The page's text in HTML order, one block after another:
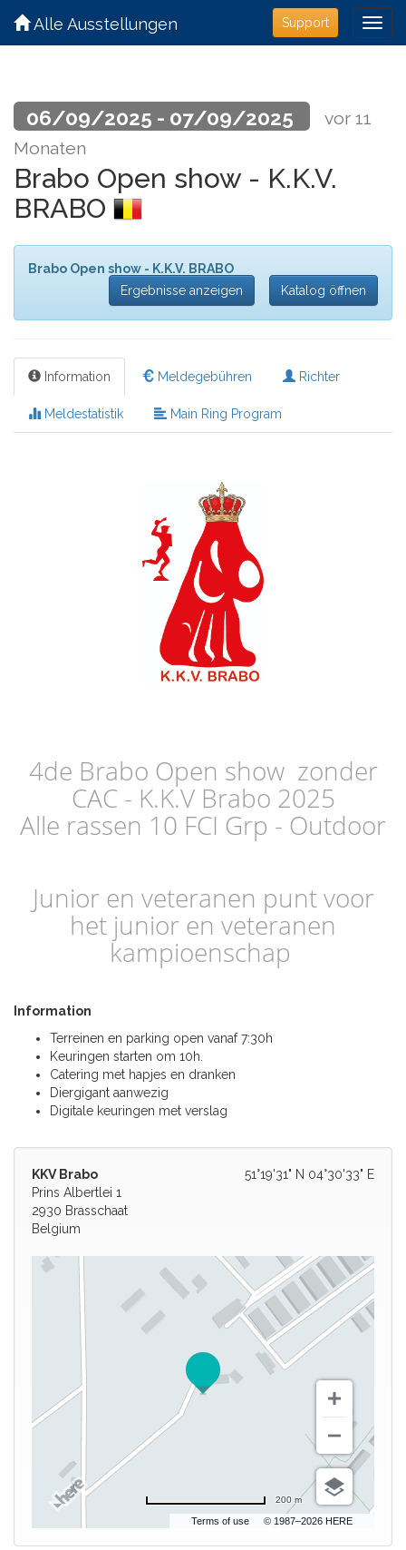
Support
Alle Ausstellungen
06/09/2025 - 07/09/2025
vor 11
Monaten
Brabo Open show - K.K.V.
BRABO
Brabo Open show - K.K.V. BRABO
Ergebnisse anzeigen
Katalog öffnen
Information Meldegebühren Richter
Meldestatistik Main Ring Program
4de Brabo Open show zonder
CAC - K.K.V Brabo 2025
Alle rassen 10 FCI Grp - Outdoor
Junior en veteranen punt voor
het junior en veteranen
kampioenschap
Information
Terreinen en parking open vanaf 7:30h
Keuringen starten om 10h.
Catering met hapjes en dranken
Diergigant aanwezig
Digitale keuringen met verslag
51°19'31" N 04°30'33" E
KKV Brabo
Prins Albertlei 1
2930 Brasschaat
Belgium
Terms of use © 1987–2026 HERE
200 m